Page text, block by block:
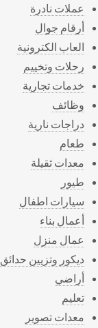
عملات نادرة
أرقام جوال
العاب الكترونية
رحلات وتخييم
خدمات تجارية
وظائف
دراجات نارية
طعام
معدات ثقيلة
طيور
سيارات اطفال
أعمال بناء
عمال منزل
ديكور وتزيين حدائق
أراضي
تعليم
معدات تصوير